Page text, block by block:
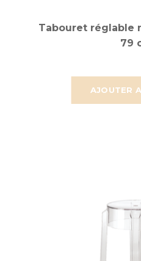
AJOUTER
Tabouret réglable
79